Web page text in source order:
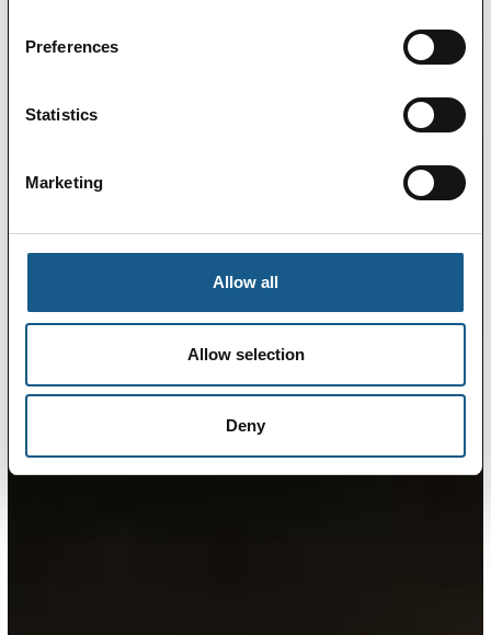
Preferences
Statistics
Marketing
Allow all
Allow selection
Deny